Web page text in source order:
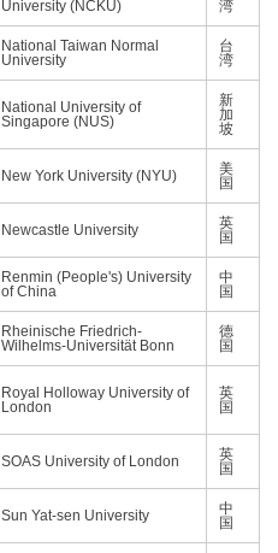
University (NCKU)
湾
National Taiwan Normal
University
台
湾
National University of
Singapore (NUS)
新
加
坡
New York University (NYU)
美
国
Newcastle University
英
国
Renmin (People's) University
of China
中
国
Rheinische Friedrich-
Wilhelms-Universität Bonn
德
国
Royal Holloway University of
London
英
国
SOAS University of London
英
国
Sun Yat-sen University
中
国